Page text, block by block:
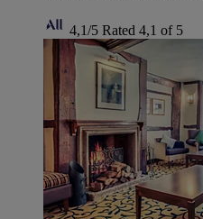
4,1/5 Rated 4,1 of 5